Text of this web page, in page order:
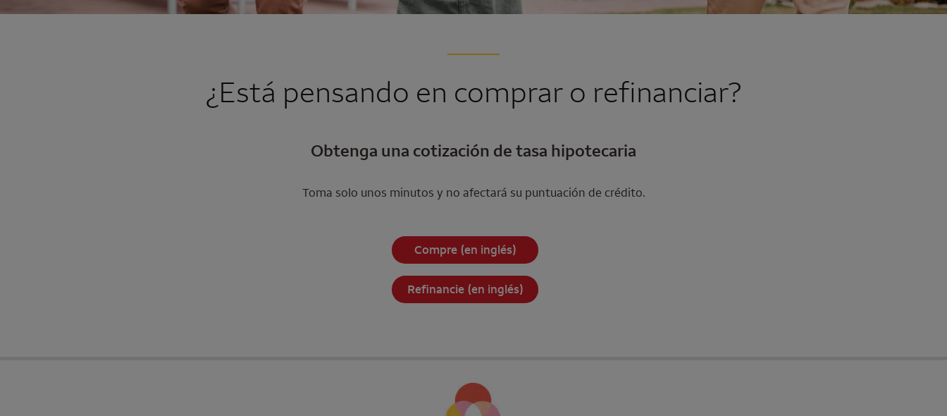
¿Está pensando en comprar o refinanciar?
Obtenga una cotización de tasa hipotecaria
Toma solo unos minutos y no afectará su puntuación de crédito.
Compre (en inglés)
Refinancie (en inglés)